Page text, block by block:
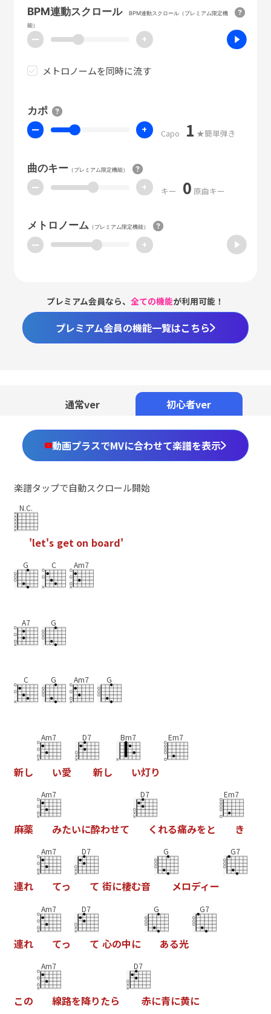
BPM連動スクロール
BPM連動スクロール（プレミアム限定機
能）
ー +
メトロノームを同時に流す
カポ
ー + Capo 1 ★簡単弾き
曲のキー（プレミアム限定機能）
ー + キー 0 原曲キー
メトロノーム（プレミアム限定機能）
ー +
プレミアム会員なら、全ての機能が利用可能！
プレミアム会員の機能一覧はこちら
通常ver 初心者ver
動画プラスでMVに合わせて楽譜を表示
楽譜タップで自動スクロール開始
N.C.
'let's get on board'
G C Am7
A7 G
C G Am7 G
新し
Am7
い愛
D7
新し
Bm7
い灯り
Em7
麻薬
Am7
みたいに酔わせて
D7
く れる痛みをと
Em7
き
連れ
Am7
てっ
D7
て 街に棲む音
G
メロディー
G7
連れ
Am7
てっ
D7
て 心の中に
G
ある光
G7
この
Am7
線路を降りたら
D7
赤に青に黄に